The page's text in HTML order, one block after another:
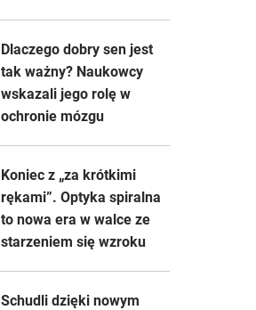
Dlaczego dobry sen jest
tak ważny? Naukowcy
wskazali jego rolę w
ochronie mózgu
Koniec z „za krótkimi
rękami”. Optyka spiralna
to nowa era w walce ze
starzeniem się wzroku
Schudli dzięki nowym